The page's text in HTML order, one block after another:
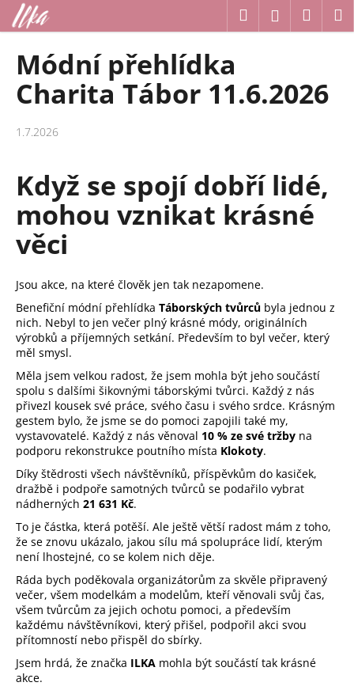
Přejít
na
obsah
Hledat Přihlášení
Módní přehlídka
Charita Tábor 11.6.2026
1.7.2026
Když se spojí dobří lidé,
mohou vznikat krásné
věci
Jsou akce, na které člověk jen tak nezapomene.
Benefiční módní přehlídka Táborských tvůrců byla jednou z
nich. Nebyl to jen večer plný krásné módy, originálních
výrobků a příjemných setkání. Především to byl večer, který
měl smysl.
Měla jsem velkou radost, že jsem mohla být jeho součástí
spolu s dalšími šikovnými táborskými tvůrci. Každý z nás
přivezl kousek své práce, svého času i svého srdce. Krásným
gestem bylo, že jsme se do pomoci zapojili také my,
vystavovatelé. Každý z nás věnoval 10 % ze své tržby na
podporu rekonstrukce poutního místa Klokoty.
Díky štědrosti všech návštěvníků, příspěvkům do kasiček,
dražbě i podpoře samotných tvůrců se podařilo vybrat
nádherných 21 631 Kč.
To je částka, která potěší. Ale ještě větší radost mám z toho,
že se znovu ukázalo, jakou sílu má spolupráce lidí, kterým
není lhostejné, co se kolem nich děje.
Ráda bych poděkovala organizátorům za skvěle připravený
večer, všem modelkám a modelům, kteří věnovali svůj čas,
všem tvůrcům za jejich ochotu pomoci, a především
každému návštěvníkovi, který přišel, podpořil akci svou
přítomností nebo přispěl do sbírky.
Jsem hrdá, že značka ILKA mohla být součástí tak krásné
akce.
o
C
o
p
ř
e
b
u
e
t
e
n
a
j
í
t
?
HLEDAT
D
o
p
o
r